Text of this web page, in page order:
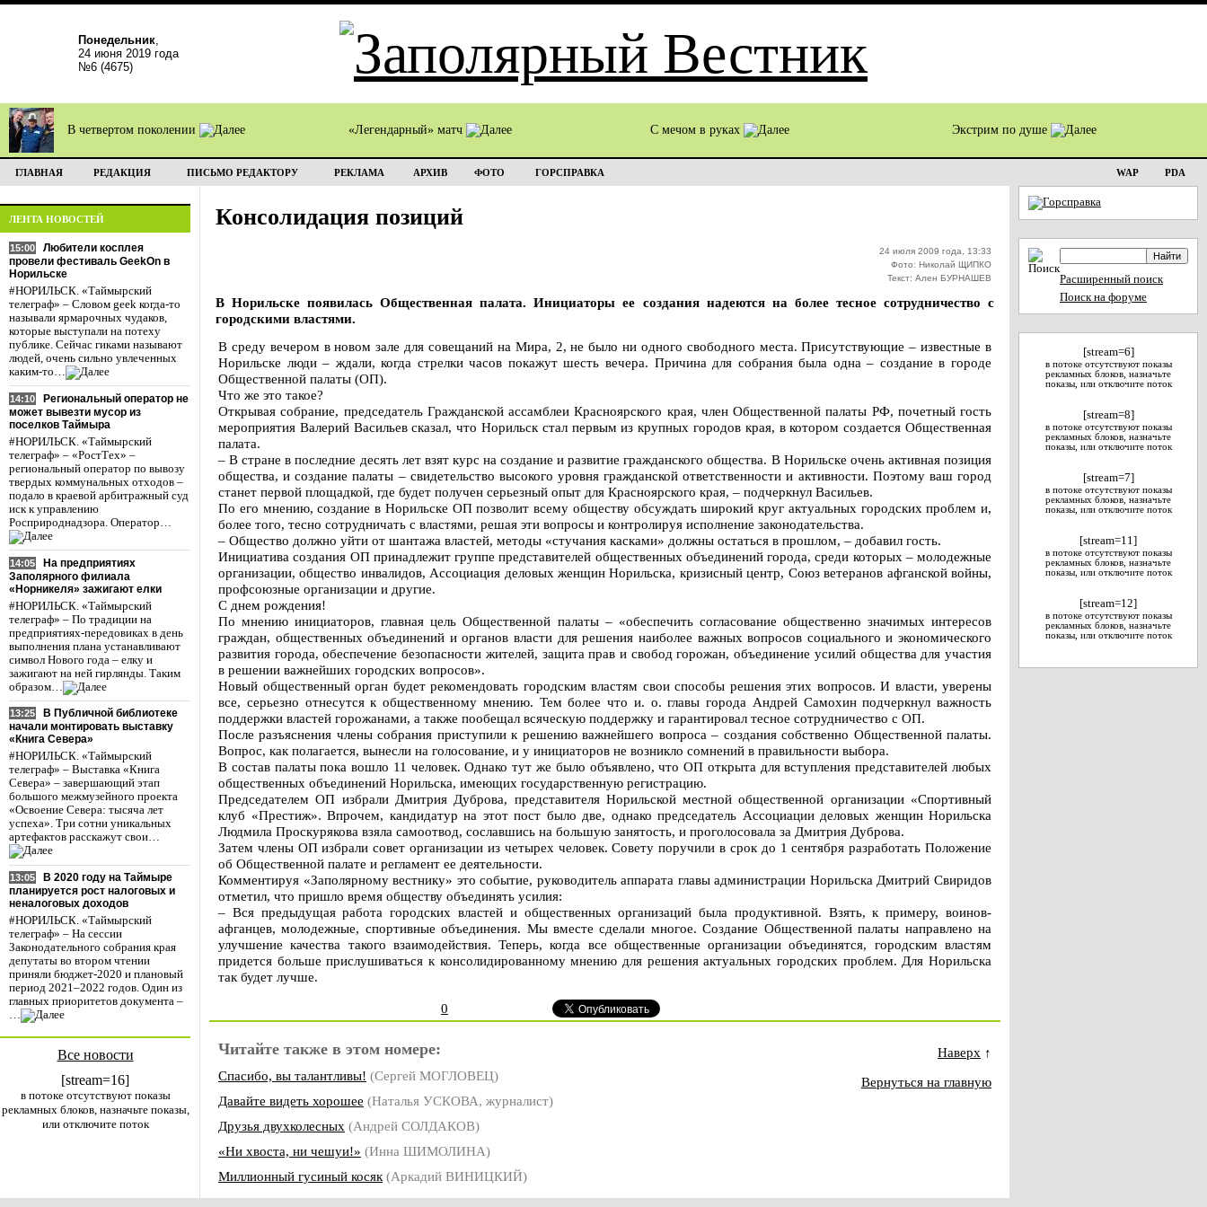
Понедельник,
24 июня 2019 года
№6 (4675)
В четвертом поколении «Легендарный» матч С мечом в руках Экстрим по душе
ГЛАВНАЯ РЕДАКЦИЯ ПИСЬМО РЕДАКТОРУ РЕКЛАМА АРХИВ ФОТО ГОРСПРАВКА WAP PDA
ЛЕНТА НОВОСТЕЙ
15:00
Любители косплея
провели фестиваль GeekOn в
Норильске
#НОРИЛЬСК. «Таймырский
телеграф» – Словом geek когда-то
называли ярмарочных чудаков,
которые выступали на потеху
публике. Сейчас гиками называют
людей, очень сильно увлеченных
каким-то…
14:10
Региональный оператор не
может вывезти мусор из
поселков Таймыра
#НОРИЛЬСК. «Таймырский
телеграф» – «РостТех» –
региональный оператор по вывозу
твердых коммунальных отходов –
подало в краевой арбитражный суд
иск к управлению
Росприроднадзора. Оператор…
14:05
На предприятиях
Заполярного филиала
«Норникеля» зажигают елки
#НОРИЛЬСК. «Таймырский
телеграф» – По традиции на
предприятиях-передовиках в день
выполнения плана устанавливают
символ Нового года – елку и
зажигают на ней гирлянды. Таким
образом…
13:25
В Публичной библиотеке
начали монтировать выставку
«Книга Севера»
#НОРИЛЬСК. «Таймырский
телеграф» – Выставка «Книга
Севера» – завершающий этап
большого межмузейного проекта
«Освоение Севера: тысяча лет
успеха». Три сотни уникальных
артефактов расскажут свои…
13:05
В 2020 году на Таймыре
планируется рост налоговых и
неналоговых доходов
#НОРИЛЬСК. «Таймырский
телеграф» – На сессии
Законодательного собрания края
депутаты во втором чтении
приняли бюджет-2020 и плановый
период 2021–2022 годов. Один из
главных приоритетов документа –
…
Все новости
[stream=16]
в потоке отсутствуют показы
рекламных блоков, назначьте показы,
или отключите поток
Консолидация позиций
24 июля 2009 года, 13:33
Фото: Николай ЩИПКО
Текст: Ален БУРНАШЕВ
В Норильске появилась Общественная палата. Инициаторы ее создания надеются на более тесное сотрудничество с
городскими властями.
В среду вечером в новом зале для совещаний на Мира, 2, не было ни одного свободного места. Присутствующие – известные в
Норильске люди – ждали, когда стрелки часов покажут шесть вечера. Причина для собрания была одна – создание в городе
Общественной палаты (ОП).
Что же это такое?
Открывая собрание, председатель Гражданской ассамблеи Красноярского края, член Общественной палаты РФ, почетный гость
мероприятия Валерий Васильев сказал, что Норильск стал первым из крупных городов края, в котором создается Общественная
палата.
– В стране в последние десять лет взят курс на создание и развитие гражданского общества. В Норильске очень активная позиция
общества, и создание палаты – свидетельство высокого уровня гражданской ответственности и активности. Поэтому ваш город
станет первой площадкой, где будет получен серьезный опыт для Красноярского края, – подчеркнул Васильев.
По его мнению, создание в Норильске ОП позволит всему обществу обсуждать широкий круг актуальных городских проблем и,
более того, тесно сотрудничать с властями, решая эти вопросы и контролируя исполнение законодательства.
– Общество должно уйти от шантажа властей, методы «стучания касками» должны остаться в прошлом, – добавил гость.
Инициатива создания ОП принадлежит группе представителей общественных объединений города, среди которых – молодежные
организации, общество инвалидов, Ассоциация деловых женщин Норильска, кризисный центр, Союз ветеранов афганской войны,
профсоюзные организации и другие.
С днем рождения!
По мнению инициаторов, главная цель Общественной палаты – «обеспечить согласование общественно значимых интересов
граждан, общественных объединений и органов власти для решения наиболее важных вопросов социального и экономического
развития города, обеспечение безопасности жителей, защита прав и свобод горожан, объединение усилий общества для участия
в решении важнейших городских вопросов».
Новый общественный орган будет рекомендовать городским властям свои способы решения этих вопросов. И власти, уверены
все, серьезно отнесутся к общественному мнению. Тем более что и. о. главы города Андрей Самохин подчеркнул важность
поддержки властей горожанами, а также пообещал всяческую поддержку и гарантировал тесное сотрудничество с ОП.
После разъяснения члены собрания приступили к решению важнейшего вопроса – создания собственно Общественной палаты.
Вопрос, как полагается, вынесли на голосование, и у инициаторов не возникло сомнений в правильности выбора.
В состав палаты пока вошло 11 человек. Однако тут же было объявлено, что ОП открыта для вступления представителей любых
общественных объединений Норильска, имеющих государственную регистрацию.
Председателем ОП избрали Дмитрия Дуброва, представителя Норильской местной общественной организации «Спортивный
клуб «Престиж». Впрочем, кандидатур на этот пост было две, однако председатель Ассоциации деловых женщин Норильска
Людмила Проскурякова взяла самоотвод, сославшись на большую занятость, и проголосовала за Дмитрия Дуброва.
Затем члены ОП избрали совет организации из четырех человек. Совету поручили в срок до 1 сентября разработать Положение
об Общественной палате и регламент ее деятельности.
Комментируя «Заполярному вестнику» это событие, руководитель аппарата главы администрации Норильска Дмитрий Свиридов
отметил, что пришло время обществу объединять усилия:
– Вся предыдущая работа городских властей и общественных организаций была продуктивной. Взять, к примеру, воинов-
афганцев, молодежные, спортивные объединения. Мы вместе сделали многое. Создание Общественной палаты направлено на
улучшение качества такого взаимодействия. Теперь, когда все общественные организации объединятся, городским властям
придется больше прислушиваться к консолидированному мнению для решения актуальных городских проблем. Для Норильска
так будет лучше.
0
Читайте также в этом номере:
Спасибо, вы талантливы! (Сергей МОГЛОВЕЦ)
Давайте видеть хорошее (Наталья УСКОВА, журналист)
Друзья двухколесных (Андрей СОЛДАКОВ)
«Ни хвоста, ни чешуи!» (Инна ШИМОЛИНА)
Миллионный гусиный косяк (Аркадий ВИНИЦКИЙ)
Наверх ↑
Вернуться на главную
Расширенный поиск
Поиск на форуме
[stream=6]
в потоке отсутствуют показы
рекламных блоков, назначьте
показы, или отключите поток
[stream=8]
в потоке отсутствуют показы
рекламных блоков, назначьте
показы, или отключите поток
[stream=7]
в потоке отсутствуют показы
рекламных блоков, назначьте
показы, или отключите поток
[stream=11]
в потоке отсутствуют показы
рекламных блоков, назначьте
показы, или отключите поток
[stream=12]
в потоке отсутствуют показы
рекламных блоков, назначьте
показы, или отключите поток